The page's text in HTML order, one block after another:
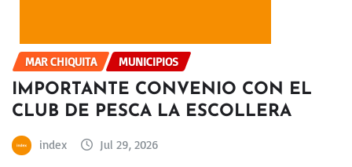
MAR CHIQUITA MUNICIPIOS
IMPORTANTE CONVENIO CON EL
CLUB DE PESCA LA ESCOLLERA
index Jul 29, 2026